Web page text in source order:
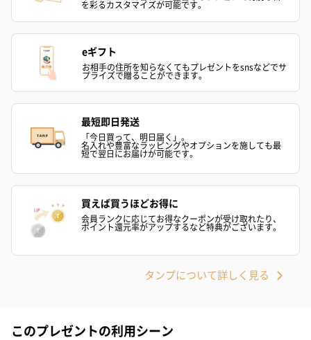
を彩るカスタマイズが可能です。
eギフト
お相手の住所を知らなくてもプレゼントをsnsなどでサ
プライズで贈ることができます。
最短即日発送
「今日買って、明日届く」。
名入れや豊富なラッピングやオプションを施しても最
短で翌日にお届けが可能です。
買えば買うほどお得に
会員ランクに応じてお得なクーポンが受け取れたり、
ポイント還元率がアップするなど特典がございます。
タンプについて詳しく見る
このプレゼントの利用シーン